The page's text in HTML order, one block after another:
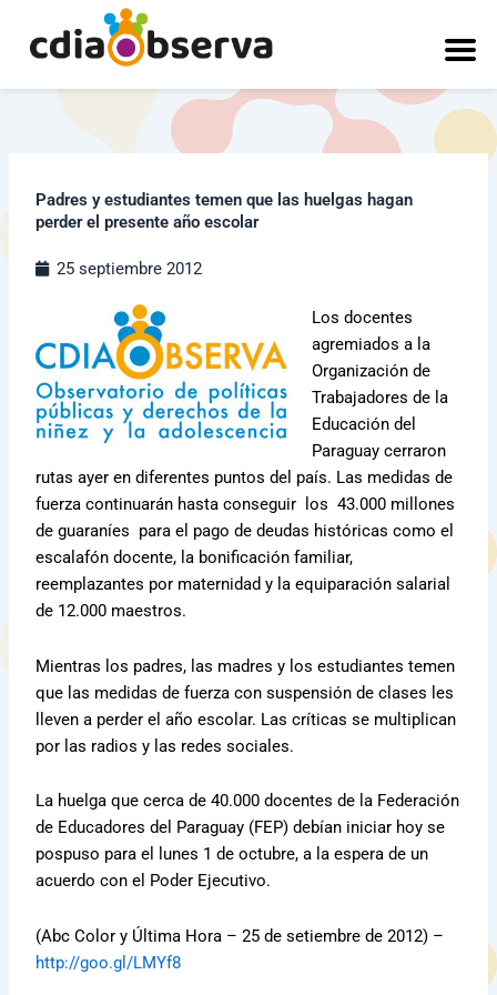
contenido
Padres y estudiantes temen que las huelgas hagan
perder el presente año escolar
25 septiembre 2012
Los docentes
agremiados a la
Organización de
Trabajadores de la
Educación del
Paraguay cerraron
rutas ayer en diferentes puntos del país. Las medidas de
fuerza continuarán hasta conseguir los 43.000 millones
de guaraníes para el pago de deudas históricas como el
escalafón docente, la bonificación familiar,
reemplazantes por maternidad y la equiparación salarial
de 12.000 maestros.
Mientras los padres, las madres y los estudiantes temen
que las medidas de fuerza con suspensión de clases les
lleven a perder el año escolar. Las críticas se multiplican
por las radios y las redes sociales.
La huelga que cerca de 40.000 docentes de la Federación
de Educadores del Paraguay (FEP) debían iniciar hoy se
pospuso para el lunes 1 de octubre, a la espera de un
acuerdo con el Poder Ejecutivo.
(Abc Color y Última Hora – 25 de setiembre de 2012) –
http://goo.gl/LMYf8